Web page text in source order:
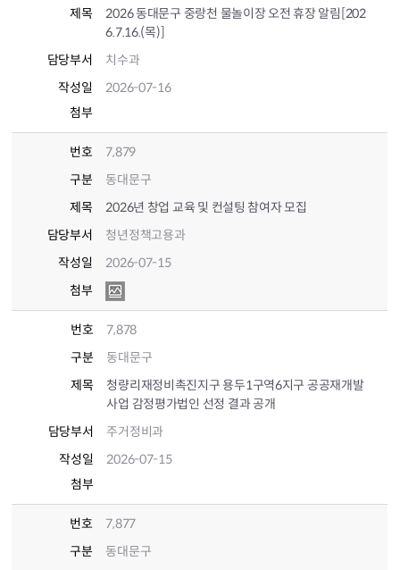
제목
2026 동대문구 중랑천 물놀이장 오전 휴장 알림[202
6.7.16.(목)]
담당부서
치수과
작성일
2026-07-16
첨부
번호
7,879
구분
동대문구
제목
2026년 창업 교육 및 컨설팅 참여자 모집
담당부서
청년정책고용과
작성일
2026-07-15
첨부
번호
7,878
구분
동대문구
제목
청량리재정비촉진지구 용두1구역6지구 공공재개발
사업 감정평가법인 선정 결과 공개
담당부서
주거정비과
작성일
2026-07-15
첨부
번호
7,877
구분
동대문구